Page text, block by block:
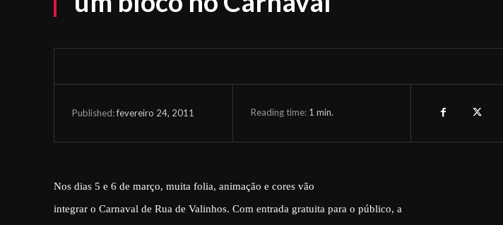
Published:fevereiro 24, 2011 Reading time: 1 min.
Nos dias 5 e 6 de março, muita folia, animação e cores vão
integrar o Carnaval de Rua de Valinhos. Com entrada gratuita para o público, a